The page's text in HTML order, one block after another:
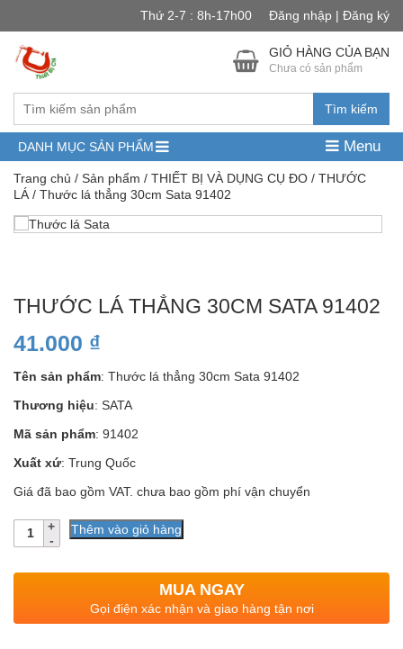
Thứ 2-7 : 8h-17h00 Đăng nhập | Đăng ký
Tìm kiếm
GIỎ HÀNG CỦA BẠN
Chưa có sản phẩm
DANH MỤC SẢN PHẨM Menu
Trang chủ / Sản phẩm / THIẾT BỊ VÀ DỤNG CỤ ĐO / THƯỚC
LÁ / Thước lá thẳng 30cm Sata 91402
THƯỚC LÁ THẲNG 30CM SATA 91402
41.000 ₫
Tên sản phẩm: Thước lá thẳng 30cm Sata 91402
Thương hiệu: SATA
Mã sản phẩm: 91402
Xuất xứ: Trung Quốc
Giá đã bao gồm VAT. chưa bao gồm phí vận chuyển
Số
lượng
Thêm vào giỏ hàng
MUA NGAY
Gọi điện xác nhận và giao hàng tận nơi